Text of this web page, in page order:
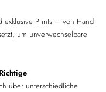
exklusive Prints – von Hand
um unverwechselbare
über unterschiedliche